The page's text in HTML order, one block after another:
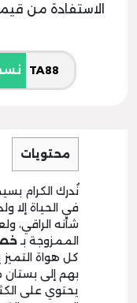
محتويات
نُدرك الكرام
في الحياة إلا
شأنه الراقي،
الممزوجة بـ
كل هواة
بهم إلى بستان
يحتوي على